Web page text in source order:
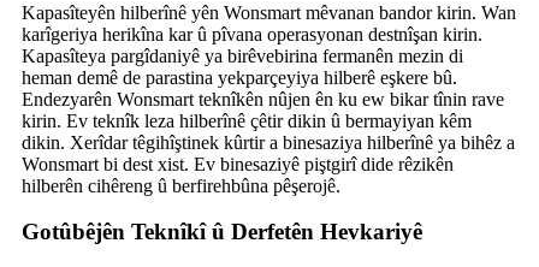
Kapasîteyên hilberînê yên Wonsmart mêvanan bandor kirin. Wan
karîgeriya herikîna kar û pîvana operasyonan destnîşan kirin.
Kapasîteya pargîdaniyê ya birêvebirina fermanên mezin di
heman demê de parastina yekparçeyiya hilberê eşkere bû.
Endezyarên Wonsmart teknîkên nûjen ên ku ew bikar tînin rave
kirin. Ev teknîk leza hilberînê çêtir dikin û bermayiyan kêm
dikin. Xerîdar têgihîştinek kûrtir a binesaziya hilberînê ya bihêz a
Wonsmart bi dest xist. Ev binesaziyê piştgirî dide rêzikên
hilberên cihêreng û berfirehbûna pêşerojê.
Gotûbêjên Teknîkî û Derfetên Hevkariyê